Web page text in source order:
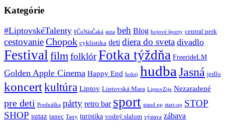
Kategórie
#LiptovskéTalenty #ČoNásČaká auta beh Blog bojové športy central perk
cestovanieChopok cyklistika deti diera do sveta divadlo
Festival filmfolklórFotka týždňa FreerideLM
Golden Apple Cinema Happy End hokej hudba Jasná jedlo
koncertkultúra Liptov Liptovská Mara LiptovZije Nezaradené
pre deti Prednáška párty retro bar sport stand up start-up STOP
SHOP sutaz tanec Tatry turistika vodný slalom výstava zábava